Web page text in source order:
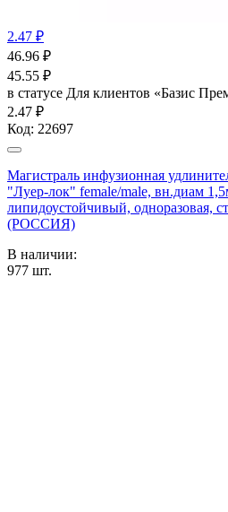
2.47 ₽
46.96 ₽
45.55 ₽
в статусе Для клиентов «Базис
2.47 ₽
Код: 22697
Магистраль инфузионная
"Луер-лок" female/male, вн.диам
липидоустойчивый, одноразовая,
(РОССИЯ)
В наличии:
977 шт.